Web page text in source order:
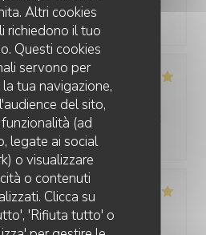
Altri cookies
richiedono il tuo
Questi cookies
servono per
tua navigazione,
del sito,
(ad
legate ai social
o visualizzare
o contenuti
Clicca su
'Rifiuta tutto' o
5 Cucina /5
2
:4 /5 Cucina:5 /5 Qualità / Prezzo
2